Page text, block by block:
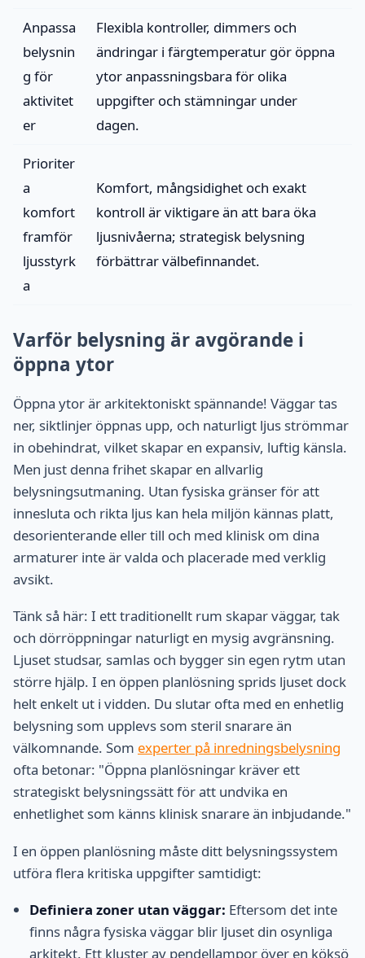
Anpassa
belysnin
g för
aktivitet
er
Flexibla kontroller, dimmers och
ändringar i färgtemperatur gör öppna
ytor anpassningsbara för olika
uppgifter och stämningar under
dagen.
Prioriter
a
komfort
framför
ljusstyrk
a
Komfort, mångsidighet och exakt
kontroll är viktigare än att bara öka
ljusnivåerna; strategisk belysning
förbättrar välbefinnandet.
Varför belysning är avgörande i
öppna ytor
Öppna ytor är arkitektoniskt spännande! Väggar tas
ner, siktlinjer öppnas upp, och naturligt ljus strömmar
in obehindrat, vilket skapar en expansiv, luftig känsla.
Men just denna frihet skapar en allvarlig
belysningsutmaning. Utan fysiska gränser för att
innesluta och rikta ljus kan hela miljön kännas platt,
desorienterande eller till och med klinisk om dina
armaturer inte är valda och placerade med verklig
avsikt.
Tänk så här: I ett traditionellt rum skapar väggar, tak
och dörröppningar naturligt en mysig avgränsning.
Ljuset studsar, samlas och bygger sin egen rytm utan
större hjälp. I en öppen planlösning sprids ljuset dock
helt enkelt ut i vidden. Du slutar ofta med en enhetlig
belysning som upplevs som steril snarare än
välkomnande. Som experter på inredningsbelysning
ofta betonar: "Öppna planlösningar kräver ett
strategiskt belysningssätt för att undvika en
enhetlighet som känns klinisk snarare än inbjudande."
I en öppen planlösning måste ditt belysningssystem
utföra flera kritiska uppgifter samtidigt:
Definiera zoner utan väggar: Eftersom det inte
finns några fysiska väggar blir ljuset din osynliga
arkitekt. Ett kluster av pendellampor över en köksö